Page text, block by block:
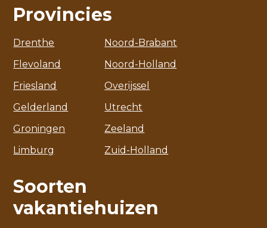
Provincies
Drenthe
Flevoland
Friesland
Gelderland
Groningen
Limburg
Noord-Brabant
Noord-Holland
Overijssel
Utrecht
Zeeland
Zuid-Holland
Soorten
vakantiehuizen